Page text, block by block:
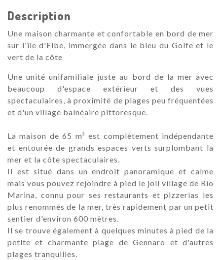
Description
Une maison charmante et confortable en bord de mer
sur l'île d'Elbe, immergée dans le bleu du Golfe et le
vert de la côte
Une unité unifamiliale juste au bord de la mer avec
beaucoup d'espace extérieur et des vues
spectaculaires, à proximité de plages peu fréquentées
et d'un village balnéaire pittoresque.
La maison de 65 m² est complètement indépendante
et entourée de grands espaces verts surplombant la
mer et la côte spectaculaires.
Il est situé dans un endroit panoramique et calme
mais vous pouvez rejoindre à pied le joli village de Rio
Marina, connu pour ses restaurants et pizzerias les
plus renommés de la mer, très rapidement par un petit
sentier d'environ 600 mètres.
Il se trouve également à quelques minutes à pied de la
petite et charmante plage de Gennaro et d'autres
plages tranquilles.